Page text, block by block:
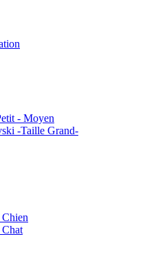
- Moyen
-Taille Grand-